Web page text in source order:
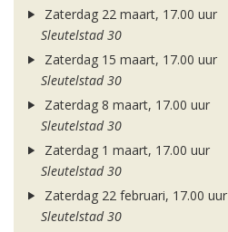
Zaterdag 22 maart, 17.00 uur
Sleutelstad 30
Zaterdag 15 maart, 17.00 uur
Sleutelstad 30
Zaterdag 8 maart, 17.00 uur
Sleutelstad 30
Zaterdag 1 maart, 17.00 uur
Sleutelstad 30
Zaterdag 22 februari, 17.00 uur
Sleutelstad 30